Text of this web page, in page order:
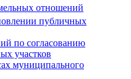
отношений
публичных
по согласованию
участков
муниципального